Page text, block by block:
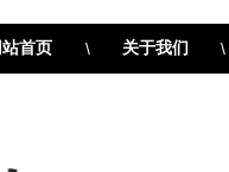
首页 关于我们
\ \